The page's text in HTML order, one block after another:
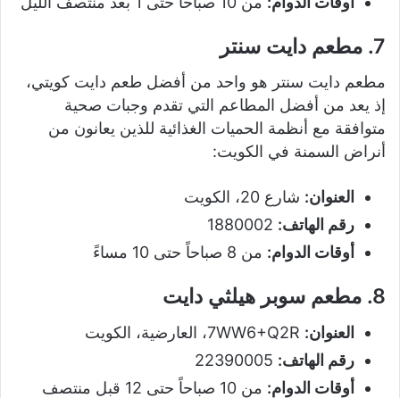
7. مطعم دايت سنتر
مطعم دايت سنتر هو واحد من أفضل طعم دايت كويتي،
إذ يعد من أفضل المطاعم التي تقدم وجبات صحية
متوافقة مع أنظمة الحميات الغذائية للذين يعانون من
أنراض السمنة في الكويت:
العنوان: شارع 20، الكويت
رقم الهاتف:
أوقات الدوام: من 8 صباحاً حتى 10 مساءً
8. مطعم سوبر هيلثي دايت
العنوان:
رقم الهاتف:
أوقات الدوام:
من 10 صباحاً حتى 12 قبل منتصف